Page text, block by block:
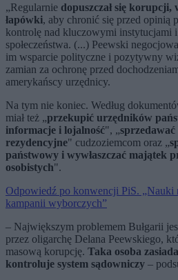
„Regularnie dopuszczał się
łapówki, aby chronić się przed opinią
kontrolę nad kluczowymi instytucjami i
społeczeństwa. (...) Peewski
im wsparcie polityczne i pozytywny
zamian za ochronę przed
amerykańscy urzędnicy.
Na tym nie koniec. Według
miał też „przekupić urzędników
informacje i lojalność", „
rezydencyjne" cudzoziemcom oraz „
państwowy i wywłaszczać majątek
osobistych".
Odpowiedź po konwencji PiS.
kampanii wyborczych”
– Największym problemem Bułgarii
przez oligarchę Delana Peewskiego,
masową korupcję. Taka osoba
kontroluje system sądowniczy –